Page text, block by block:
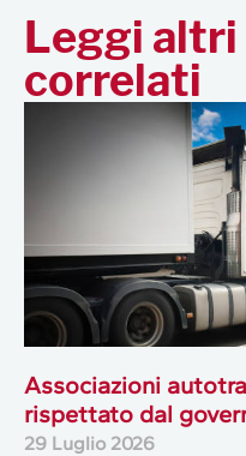
Leggi
correlati
Associazioni
rispettato dal
29 Luglio 2026